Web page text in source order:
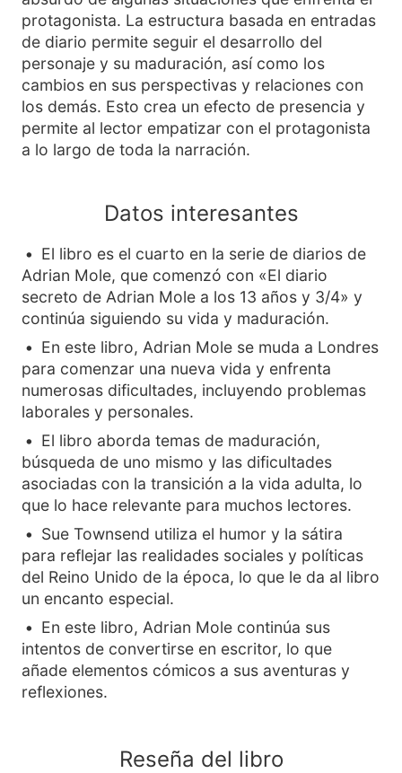
protagonista. La estructura basada en entradas
de diario permite seguir el desarrollo del
personaje y su maduración, así como los
cambios en sus perspectivas y relaciones con
los demás. Esto crea un efecto de presencia y
permite al lector empatizar con el protagonista
a lo largo de toda la narración.
Datos interesantes
El libro es el cuarto en la serie de diarios de
Adrian Mole, que comenzó con «El diario
secreto de Adrian Mole a los 13 años y 3/4» y
continúa siguiendo su vida y maduración.
En este libro, Adrian Mole se muda a Londres
para comenzar una nueva vida y enfrenta
numerosas dificultades, incluyendo problemas
laborales y personales.
El libro aborda temas de maduración,
búsqueda de uno mismo y las dificultades
asociadas con la transición a la vida adulta, lo
que lo hace relevante para muchos lectores.
Sue Townsend utiliza el humor y la sátira
para reflejar las realidades sociales y políticas
del Reino Unido de la época, lo que le da al libro
un encanto especial.
En este libro, Adrian Mole continúa sus
intentos de convertirse en escritor, lo que
añade elementos cómicos a sus aventuras y
reflexiones.
Reseña del libro